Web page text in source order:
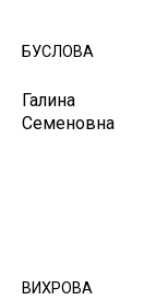
БУСЛОВА
Галина
Семеновна
ВИХРОВА